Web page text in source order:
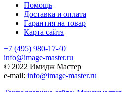
Помощь
Доставка и оплата
Гарантия на товар
Карта сайта
+7 (495) 980-17-40
info@image-master.ru
© 2022 Имидж Мастер
e-mail: info@image-master.ru